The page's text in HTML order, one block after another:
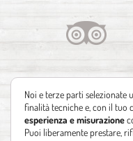
Noi e terze parti
finalità tecniche e, con il tuo
esperienza e misurazione
Puoi liberamente prestare,